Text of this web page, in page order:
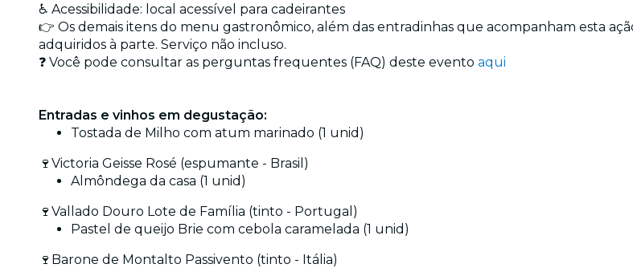
♿ Acessibilidade: local acessível para cadeirantes
👉 Os demais itens do menu gastronômico, além das entradinhas que acompanham esta
adquiridos à parte. Serviço não incluso.
❓ Você pode consultar as perguntas frequentes (FAQ) deste evento aqui
Entradas e vinhos em degustação:
Tostada de Milho com atum marinado (1 unid)
🍷Victoria Geisse Rosé (espumante - Brasil)
Almôndega da casa (1 unid)
🍷Vallado Douro Lote de Família (tinto - Portugal)
Pastel de queijo Brie com cebola caramelada (1 unid)
🍷Barone de Montalto Passivento (tinto - Itália)